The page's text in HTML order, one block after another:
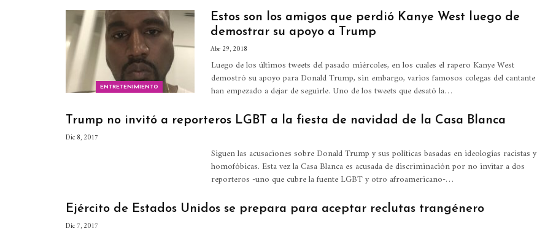
ENTRETENIMIENTO
Estos son los amigos que perdió Kanye West luego de
demostrar su apoyo a Trump
Abr 29, 2018
Luego de los últimos tweets del pasado miércoles, en los cuales el rapero Kanye West
demostró su apoyo para Donald Trump, sin embargo, varios famosos colegas del cantante
han empezado a dejar de seguirle. Uno de los tweets que desató la…
Trump no invitó a reporteros LGBT a la fiesta de navidad de la Casa Blanca
Dic 8, 2017
Siguen las acusaciones sobre Donald Trump y sus políticas basadas en ideologías racistas y
homofóbicas. Esta vez la Casa Blanca es acusada de discriminación por no invitar a dos
reporteros -uno que cubre la fuente LGBT y otro afroamericano-…
Ejército de Estados Unidos se prepara para aceptar reclutas trangénero
Dic 7, 2017